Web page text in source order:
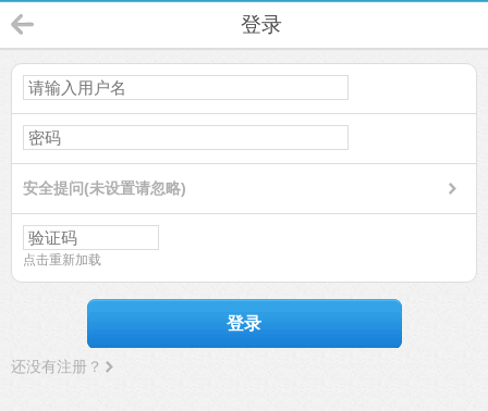
登录
安全提问(未设置请忽略)
点击重新加载
登录
还没有注册？